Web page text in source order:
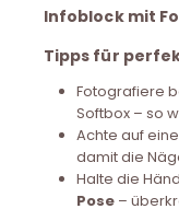
Infoblock mit
Tipps für
Fotografiere
Softbox – so
Achte auf
damit die
Halte die
Pose–